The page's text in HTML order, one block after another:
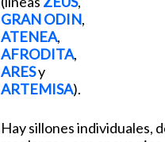
GRAN ODIN,
ATENEA,
AFRODITA,
ARESy
ARTEMISA).
Hay sillones individuales,